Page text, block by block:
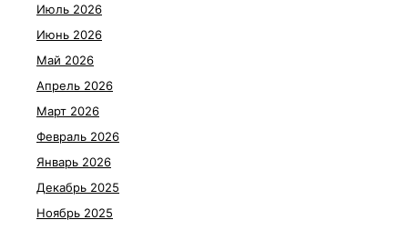
Июль 2026
Июнь 2026
Май 2026
Апрель 2026
Март 2026
Февраль 2026
Январь 2026
Декабрь 2025
Ноябрь 2025